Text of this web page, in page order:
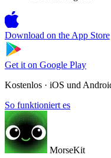
Download on the App Store
Get it on Google Play
Kostenlos · iOS und
So funktioniert es
MorseKit